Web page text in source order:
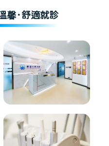
馨·舒適就診